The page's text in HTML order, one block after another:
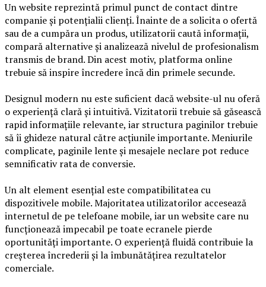
Un website reprezintă primul punct de contact dintre
companie și potențialii clienți. Înainte de a solicita o ofertă
sau de a cumpăra un produs, utilizatorii caută informații,
compară alternative și analizează nivelul de profesionalism
transmis de brand. Din acest motiv, platforma online
trebuie să inspire încredere încă din primele secunde.
Designul modern nu este suficient dacă website-ul nu oferă
o experiență clară și intuitivă. Vizitatorii trebuie să găsească
rapid informațiile relevante, iar structura paginilor trebuie
să îi ghideze natural către acțiunile importante. Meniurile
complicate, paginile lente și mesajele neclare pot reduce
semnificativ rata de conversie.
Un alt element esențial este compatibilitatea cu
dispozitivele mobile. Majoritatea utilizatorilor accesează
internetul de pe telefoane mobile, iar un website care nu
funcționează impecabil pe toate ecranele pierde
oportunități importante. O experiență fluidă contribuie la
creșterea încrederii și la îmbunătățirea rezultatelor
comerciale.